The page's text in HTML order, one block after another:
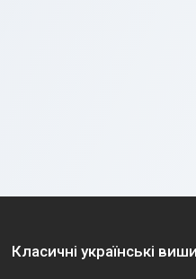
Класичні українські